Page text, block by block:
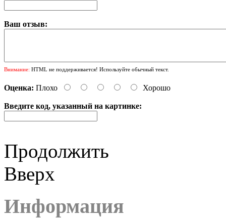
Ваш отзыв:
Внимание: HTML не поддерживается! Используйте обычный текст.
Оценка: Плохо Хорошо
Введите код, указанный на картинке:
Продолжить
Вверх
Информация